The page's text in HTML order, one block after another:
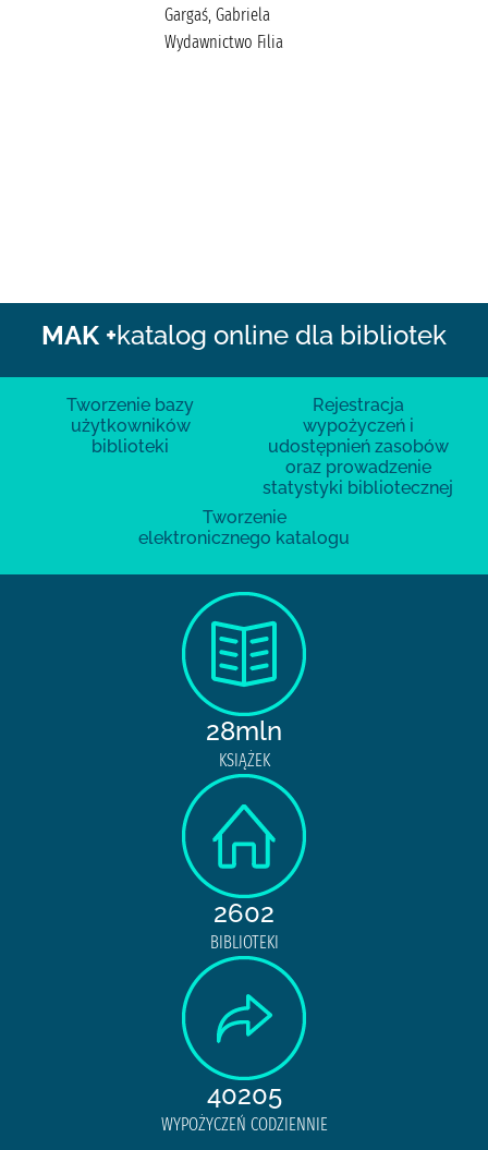
Gargaś, Gabriela
Wydawnictwo Filia
MAK +katalog online dla bibliotek
Tworzenie bazy
użytkowników
biblioteki
Rejestracja
wypożyczeń i
udostępnień zasobów
oraz prowadzenie
statystyki bibliotecznej
Tworzenie
elektronicznego katalogu
28mln
KSIĄŻEK
2602
BIBLIOTEKI
40205
WYPOŻYCZEŃ CODZIENNIE